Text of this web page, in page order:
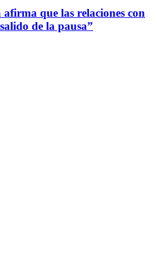
que las relaciones con
de la pausa”